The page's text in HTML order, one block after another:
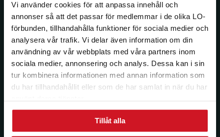
Vi använder cookies för att anpassa innehåll och
annonser så att det passar för medlemmar i de olika LO-
förbunden, tillhandahålla funktioner för sociala medier och
analysera vår trafik. Vi delar även information om din
användning av vår webbplats med våra partners inom
sociala medier, annonsering och analys. Dessa kan i sin
tur kombinera informationen med annan information som
du har tillhandahållit eller som de har samlat in när du har
Tillåt alla